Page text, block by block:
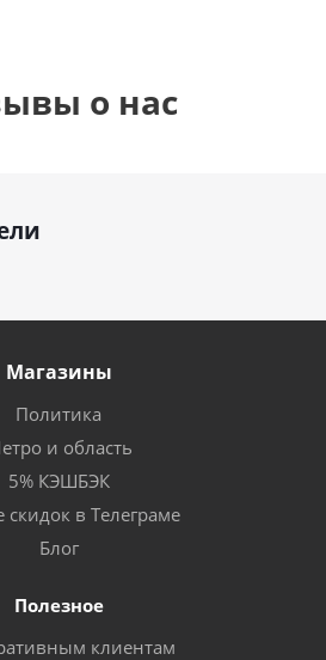
о нас
Магазины
Политика
и область
5% КЭШБЭК
в Телеграме
Блог
Полезное
клиентам